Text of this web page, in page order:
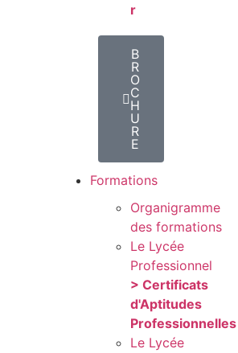
r
B
R
O
C
H
U
R
E
Formations
Organigramme
des formations
Le Lycée
Professionnel
> Certificats
d'Aptitudes
Professionnelles
Le Lycée